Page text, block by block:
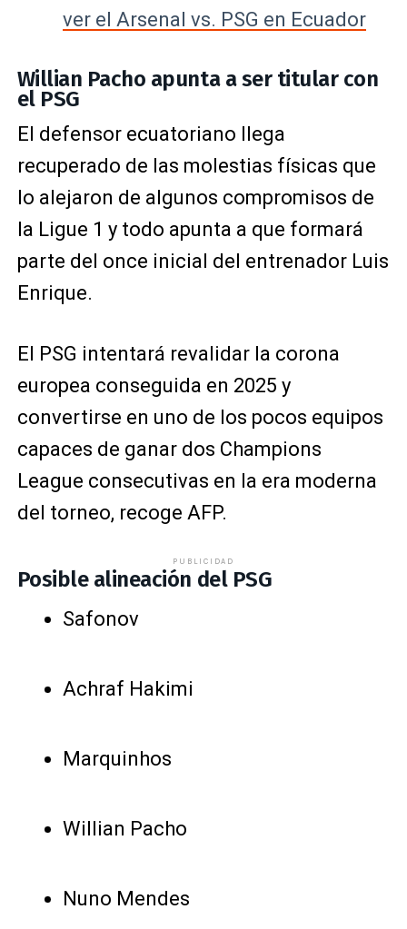
ver el Arsenal vs. PSG en Ecuador
Willian Pacho apunta a ser titular con
el PSG
El defensor ecuatoriano llega
recuperado de las molestias físicas que
lo alejaron de algunos compromisos de
la Ligue 1 y todo apunta a que formará
parte del once inicial del entrenador Luis
Enrique.
El PSG intentará revalidar la corona
europea conseguida en 2025 y
convertirse en uno de los pocos equipos
capaces de ganar dos Champions
League consecutivas en la era moderna
del torneo, recoge AFP.
PUBLICIDAD
Posible alineación del PSG
Safonov
Achraf Hakimi
Marquinhos
Willian Pacho
Nuno Mendes